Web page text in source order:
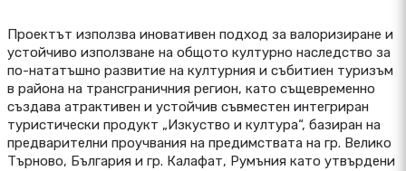
Проектът използва иновативен подход за валоризиране и
устойчиво използване на общото културно наследство за
по-нататъшно развитие на културния и събитиен туризъм
в района на трансграничния регион, като същевременно
създава атрактивен и устойчив съвместен интегриран
туристически продукт „Изкуство и култура“, базиран на
предварителни проучвания на предимствата на гр. Велико
Търново, България и гр. Калафат, Румъния като утвърдени